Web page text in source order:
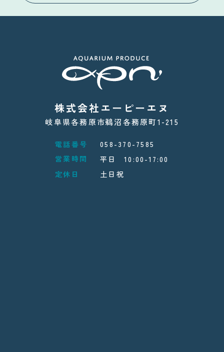
株式会社エーピーエヌ
岐阜県各務原市鵜沼各務原町1-215
電話番号
058-370-7585
営業時間
平日 10:00-17:00
定休日
土日祝